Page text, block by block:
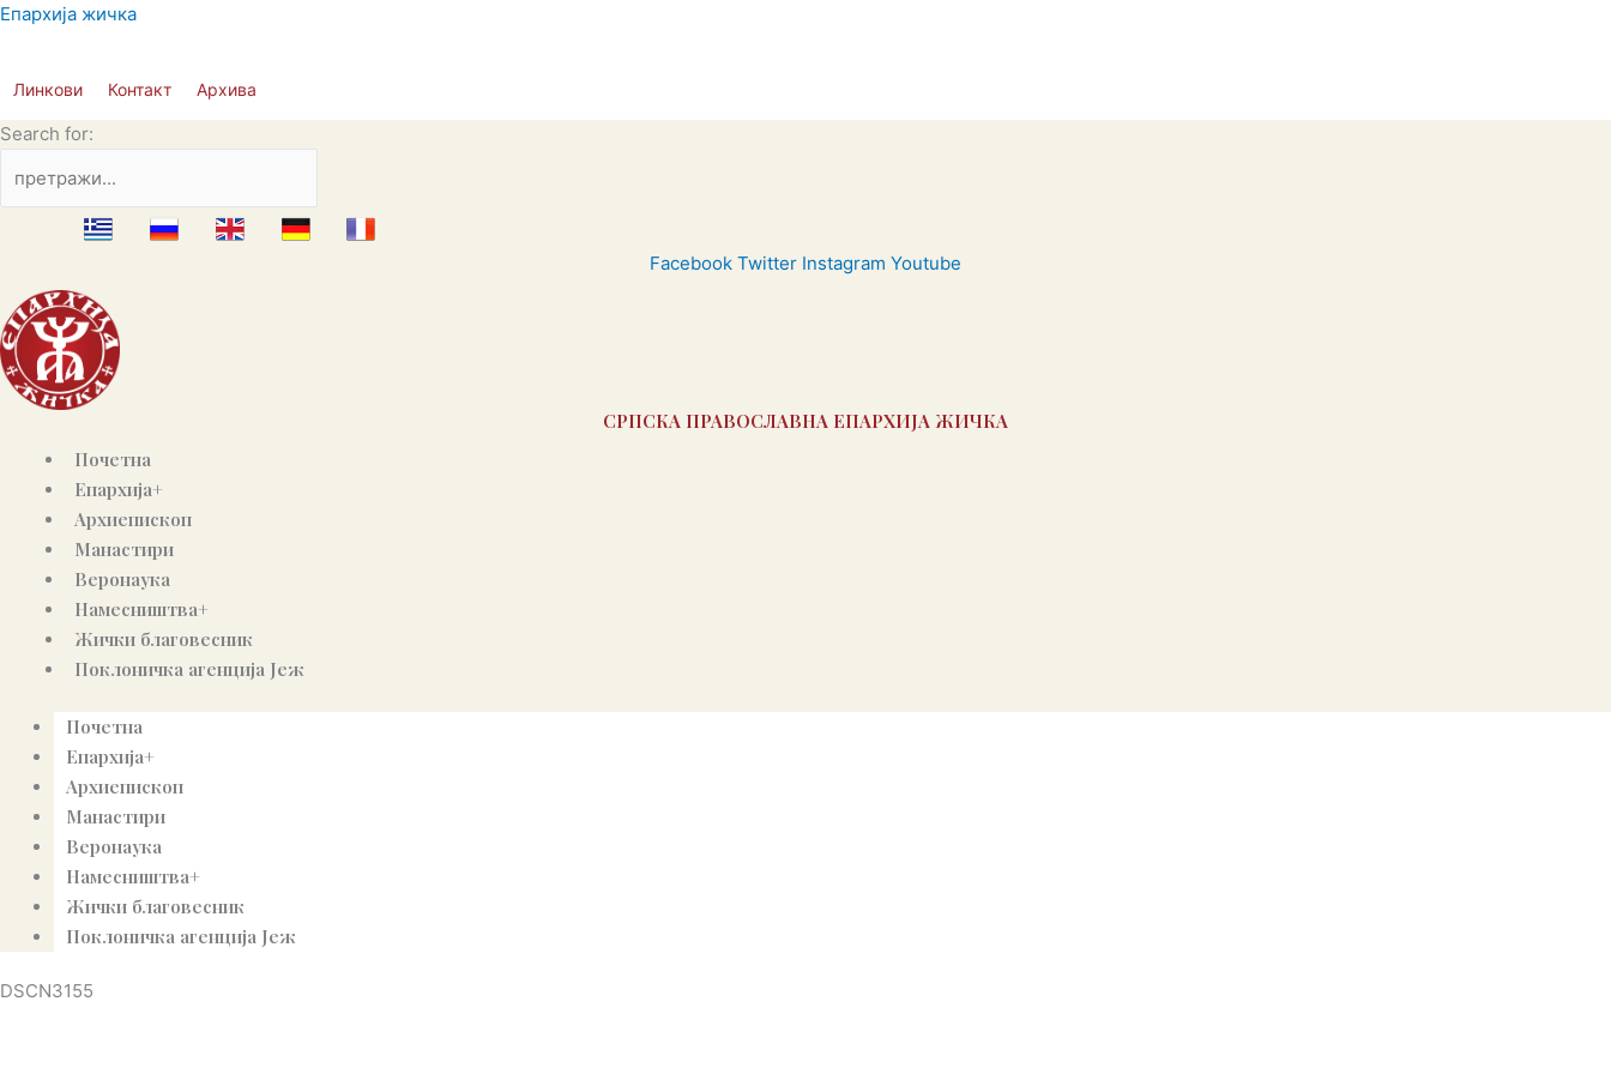
Пређи
Епархија жичка
Линкови Контакт Архива
Search for:
Facebook Twitter Instagram Youtube
СРПСКА ПРАВОСЛАВНА ЕПАРХИЈА ЖИЧКА
Почетна
Епархија+
Архиепископ
Манастири
Веронаука
Намесништва+
Жички благовесник
Поклоничка агенција Јеж
Почетна
Епархија+
Архиепископ
Манастири
Веронаука
Намесништва+
Жички благовесник
Поклоничка агенција Јеж
DSCN3155